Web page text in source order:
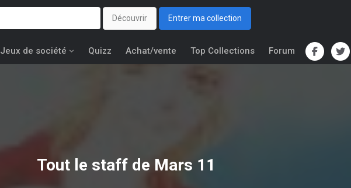
Découvrir Entrer ma collection
Jeux de société Quizz Achat/vente Top Collections Forum
Tout le staff de Mars 11